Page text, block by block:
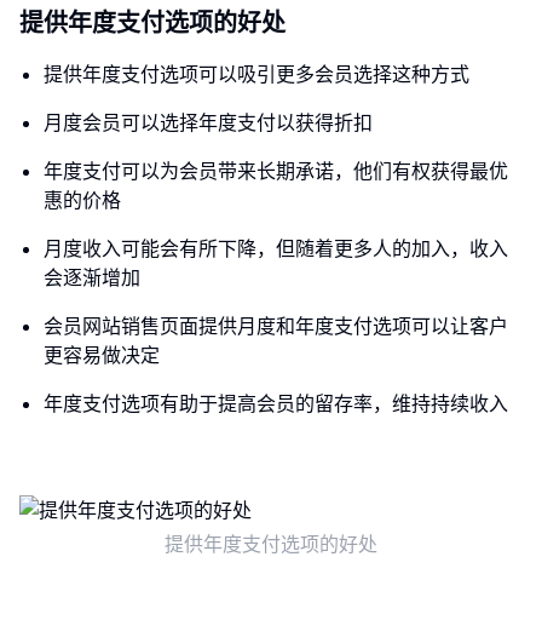
提供年度支付选项的好处
提供年度支付选项可以吸引更多会员选择这种方式
月度会员可以选择年度支付以获得折扣
年度支付可以为会员带来长期承诺，他们有权获得最优
惠的价格
月度收入可能会有所下降，但随着更多人的加入，收入
会逐渐增加
会员网站销售页面提供月度和年度支付选项可以让客户
更容易做决定
年度支付选项有助于提高会员的留存率，维持持续收入
提供年度支付选项的好处